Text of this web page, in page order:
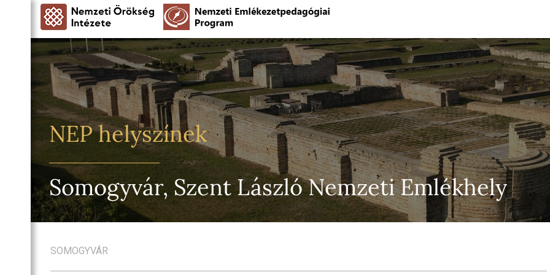
NEP helyszínek
Somogyvár, Szent László Nemzeti Emlékhely
SOMOGYVÁR